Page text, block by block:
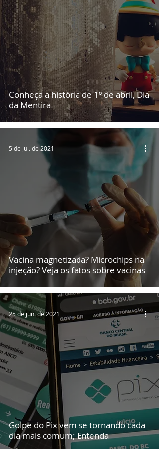
Conheça a história de 1º de abril, Dia
da Mentira
Vacina magnetizada? Microchips na
injeção? Veja os fatos sobre vacinas
5 de jul. de 2021
Golpe do Pix vem se tornando cada
dia mais comum; Entenda
25 de jun. de 2021